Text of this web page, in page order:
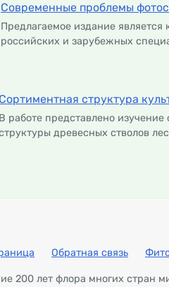
Современные проблемы
Предлагаемое издание является
российских и зарубежных
Сортиментная структура
В работе представлено
древесных стволов
Обратная связь
200 лет флора многих стран